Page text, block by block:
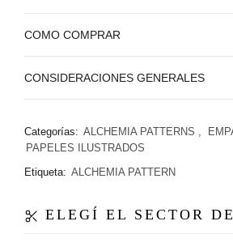
COMO COMPRAR
CONSIDERACIONES GENERALES
Categorías: ALCHEMIA PATTERNS ,
PAPELES ILUSTRADOS
Etiqueta: ALCHEMIA PATTERN
ELEGÍ EL SECTOR